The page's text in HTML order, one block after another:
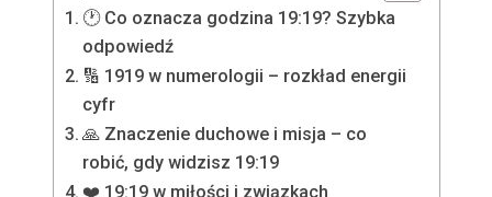
🕐 Co oznacza godzina 19:19? Szybka
odpowiedź
🔢 1919 w numerologii – rozkład energii
cyfr
🙏 Znaczenie duchowe i misja – co
robić, gdy widzisz 19:19
❤️ 19:19 w miłości i związkach